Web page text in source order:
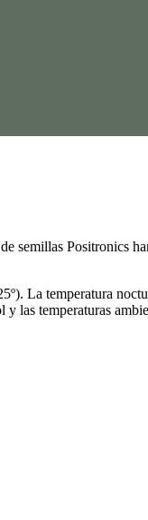
semillas Positronics
La temperatura
las temperaturas